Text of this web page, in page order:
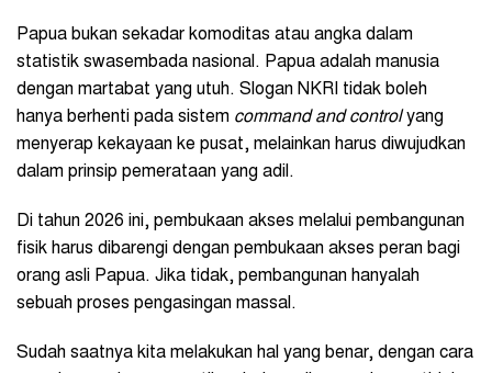
Papua bukan sekadar komoditas atau angka dalam
statistik swasembada nasional. Papua adalah manusia
dengan martabat yang utuh. Slogan NKRI tidak boleh
hanya berhenti pada sistem command and controlyang
menyerap kekayaan ke pusat, melainkan harus diwujudkan
dalam prinsip pemerataan yang adil.
Di tahun 2026 ini, pembukaan akses melalui pembangunan
fisik harus dibarengi dengan pembukaan akses peran bagi
orang asli Papua. Jika tidak, pembangunan hanyalah
sebuah proses pengasingan massal.
Sudah saatnya kita melakukan hal yang benar, dengan cara